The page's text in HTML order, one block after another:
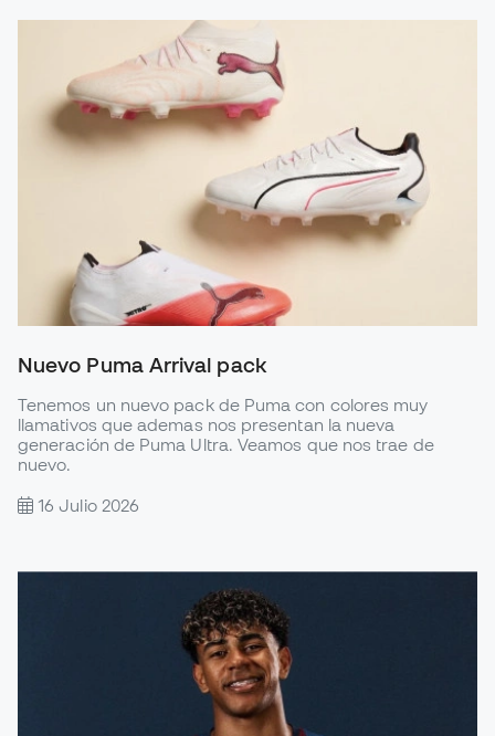
Nuevo Puma Arrival pack
Tenemos un nuevo pack de Puma con colores muy
llamativos que ademas nos presentan la nueva
generación de Puma Ultra. Veamos que nos trae de
nuevo.
16 Julio 2026